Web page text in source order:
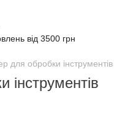
від 3500 грн
для обробки
інструментів